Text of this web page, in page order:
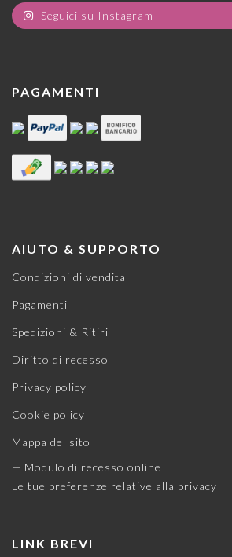
Seguici su Instagram
PAGAMENTI
AIUTO & SUPPORTO
Condizioni di vendita
Pagamenti
Spedizioni & Ritiri
Diritto di recesso
Privacy policy
Cookie policy
Mappa del sito
— Modulo di recesso online
Le tue preferenze relative alla privacy
LINK BREVI